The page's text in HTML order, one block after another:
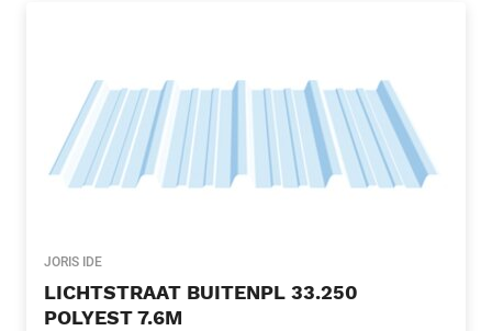
JORIS IDE
LICHTSTRAAT BUITENPL 33.250
POLYEST 7.6M